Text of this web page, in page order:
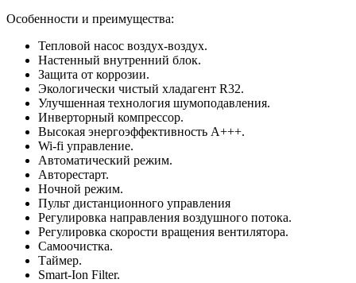
Особенности и преимущества:
Тепловой насос воздух-воздух.
Настенный внутренний блок.
Защита от коррозии.
Экологически чистый хладагент R32.
Улучшенная технология шумоподавления.
Инверторный компрессор.
Высокая энергоэффективность А+++.
Wi-fi управление.
Автоматический режим.
Авторестарт.
Ночной режим.
Пульт дистанционного управления
Регулировка направления воздушного потока.
Регулировка скорости вращения вентилятора.
Самоочистка.
Таймер.
Smart-Ion Filter.